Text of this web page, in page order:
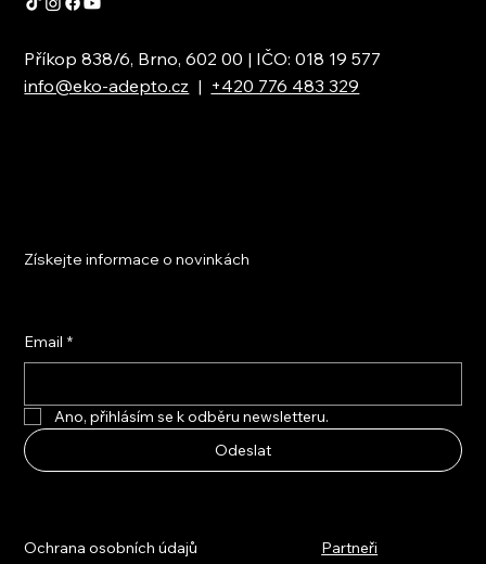
Příkop 838/6, Brno, 602 00 | IČO: 018 19 577
info@eko-adepto.cz | +420 776 483 329
Získejte informace o novinkách
Email *
Ano, přihlásím se k odběru newsletteru.
Odeslat
Ochrana osobních údajů Partneři